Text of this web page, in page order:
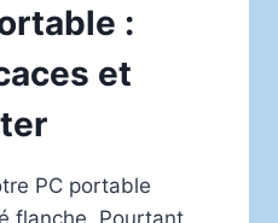
:
et
PC portable
flanche. Pourtant,